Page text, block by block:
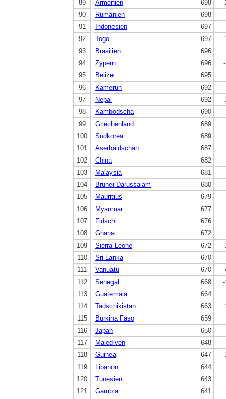
89
90
91
92
93
94
95
96
97
98
99
100
101
102
103
104
105
106
107
108
109
110
111
112
113
114
115
116
117
118
119
120
121
Armenien 698
Rumänien
698
Indonesien
697
Togo
697
Brasilien
696
Zypern
696
Belize
695
Kamerun
692
Nepal
692
Kambodscha
690
Griechenland
689
Südkorea
689
Aserbaidschan
687
China
682
Malaysia
681
Brunei Darussalam
680
Mauritius
679
Myanmar
677
Fidschi
676
Ghana
672
Sierra Leone
672
Sri Lanka
670
Vanuatu
670
Senegal
668
Guatemala
664
Tadschikistan
663
Burkina Faso
659
Japan
650
Malediven
648
Guinea
647
Libanon
644
Tunesien
643
Gambia
641